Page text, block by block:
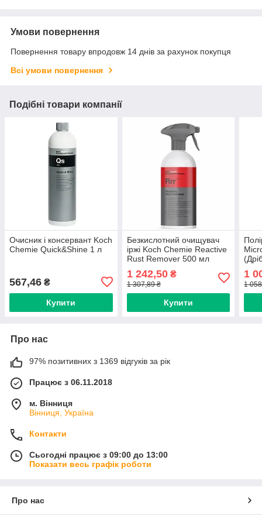
Умови повернення
Повернення товару впродовж 14 днів за рахунок покупця
Всі умови повернення
Подібні товари компанії
Очисник і консервант Koch
Chemie Quick&Shine 1 л
567,46 ₴
Купити
Безкислотний очищувач
іржі Koch Chemie Reactive
Rust Remover 500 мл
1 242,50₴
1 307,89 ₴
Купити
1
1
Про нас
97% позитивних з 1369 відгуків за рік
Працює з 06.11.2018
м. Вінниця
Вінниця, Україна
Контакти
Сьогодні працює з 09:00 до 13:00
Показати весь графік роботи
Про нас